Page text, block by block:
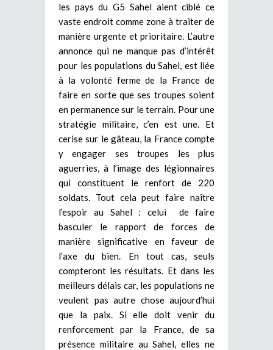
les pays du G5 Sahel aient ciblé ce
vaste endroit comme zone à traiter de
manière urgente et prioritaire. L’autre
annonce qui ne manque pas d’intérêt
pour les populations du Sahel, est liée
à la volonté ferme de la France de
faire en sorte que ses troupes soient
en permanence sur le terrain. Pour une
stratégie militaire, c’en est une. Et
cerise sur le gâteau, la France compte
y engager ses troupes les plus
aguerries, à l’image des légionnaires
qui constituent le renfort de 220
soldats. Tout cela peut faire naître
l’espoir au Sahel : celui de faire
basculer le rapport de forces de
manière significative en faveur de
l’axe du bien. En tout cas, seuls
compteront les résultats. Et dans les
meilleurs délais car, les populations ne
veulent pas autre chose aujourd’hui
que la paix. Si elle doit venir du
renforcement par la France, de sa
présence militaire au Sahel, elles ne